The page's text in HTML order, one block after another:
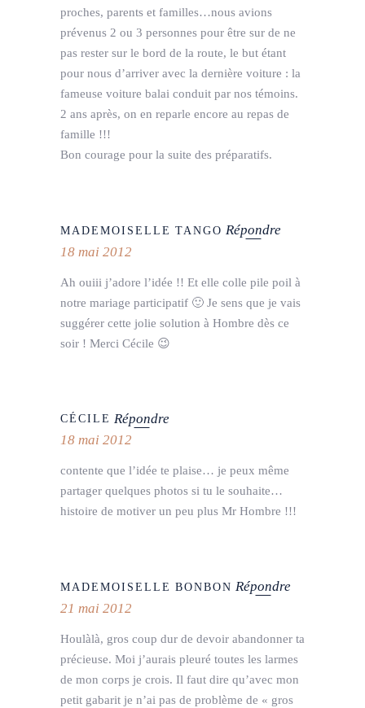
proches, parents et familles…nous avions
prévenus 2 ou 3 personnes pour être sur de ne
pas rester sur le bord de la route, le but étant
pour nous d’arriver avec la dernière voiture : la
fameuse voiture balai conduit par nos témoins.
2 ans après, on en reparle encore au repas de
famille !!!
Bon courage pour la suite des préparatifs.
MADEMOISELLE TANGO Répondre
18 mai 2012
Ah ouiii j’adore l’idée !! Et elle colle pile poil à
notre mariage participatif 🙂 Je sens que je vais
suggérer cette jolie solution à Hombre dès ce
soir ! Merci Cécile 😉
CÉCILE Répondre
18 mai 2012
contente que l’idée te plaise… je peux même
partager quelques photos si tu le souhaite…
histoire de motiver un peu plus Mr Hombre !!!
MADEMOISELLE BONBON Répondre
21 mai 2012
Houlàlà, gros coup dur de devoir abandonner ta
précieuse. Moi j’aurais pleuré toutes les larmes
de mon corps je crois. Il faut dire qu’avec mon
petit gabarit je n’ai pas de problème de « gros